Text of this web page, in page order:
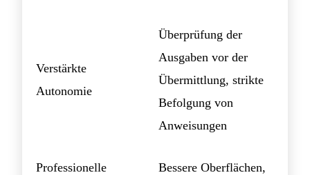
Verstärkte
Autonomie
Überprüfung der
Ausgaben vor der
Übermittlung, strikte
Befolgung von
Anweisungen
Professionelle
Bessere Oberflächen,